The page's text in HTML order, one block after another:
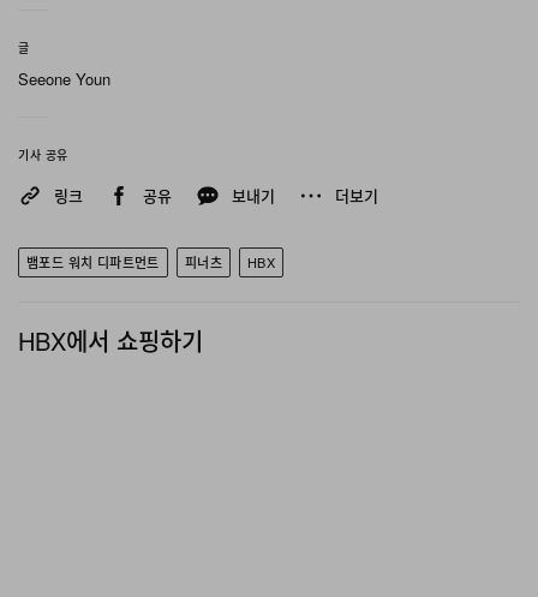
글
Seeone Youn
기사 공유
링크 공유 보내기 더보기
뱀포드 워치 디파트먼트 피너츠 HBX
HBX에서 쇼핑하기